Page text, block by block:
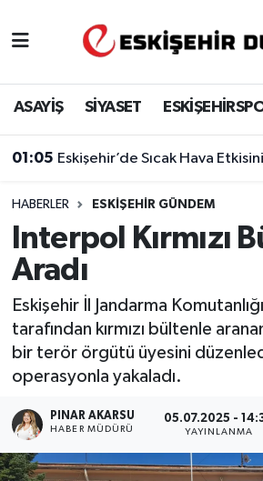
ASAYİŞ SİYASET
01:05 Eskişehir’de Sıcak Hava
HABERLER ESKIŞEHIR GÜNDEM
Interpol Kırmızı
Aradı
Eskişehir İl Jandarma
tarafından kırmızı bültenle
bir terör örgütü üyesini
operasyonla yakaladı.
PINAR AKARSU
HABER MÜDÜRÜ
05.07.2025 -
YAYINLANMA
Eskişehir Hava Durumu
Eskişehir Namaz Vakitleri
Eskişehir Trafik Yoğunluk
Süper Lig Puan Durumu ve
Tüm Manşetler
Son Dakika Haberleri